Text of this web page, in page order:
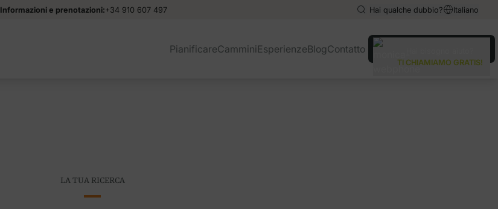
Informazioni e prenotazioni:+34 910 607 497 Hai qualche dubbio? Italiano
English
English
PianificareCamminiEsperienzeBlogContatto
TI CHIAMIAMO GRATIS!
LA TUA RICERCA